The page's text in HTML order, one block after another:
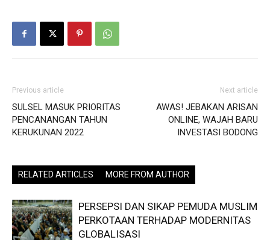
Previous article
SULSEL MASUK PRIORITAS
PENCANANGAN TAHUN
KERUKUNAN 2022
Next article
AWAS! JEBAKAN ARISAN
ONLINE, WAJAH BARU
INVESTASI BODONG
RELATED ARTICLES MORE FROM AUTHOR
PERSEPSI DAN SIKAP PEMUDA MUSLIM
PERKOTAAN TERHADAP MODERNITAS
GLOBALISASI